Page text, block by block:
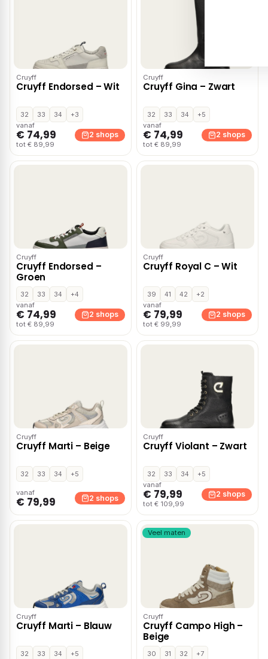
Cruyff
Cruyff Endorsed – Wit
32 33 34
+3
vanaf
€ 74,99
tot € 89,99
2 shops
Cruyff
Cruyff Gina – Zwart
32 33 34
+5
vanaf
€ 74,99
tot € 89,99
2 shops
Cruyff
Cruyff Endorsed –
Groen
32 33 34
+4
vanaf
€ 74,99
tot € 89,99
2 shops
Cruyff
Cruyff Royal C – Wit
39 41 42
+2
vanaf
€ 79,99
tot € 99,99
2 shops
Cruyff
Cruyff Marti – Beige
32 33 34 +5
vanaf
€ 79,99 2 shops
Cruyff
Cruyff Violant – Zwart
32 33 34
+5
vanaf
€ 79,99
tot € 109,99
2 shops
Cruyff
Cruyff Marti – Blauw
32 33 34 +5
Veel maten
Cruyff
Cruyff Campo High –
Beige
30 31 32
+7